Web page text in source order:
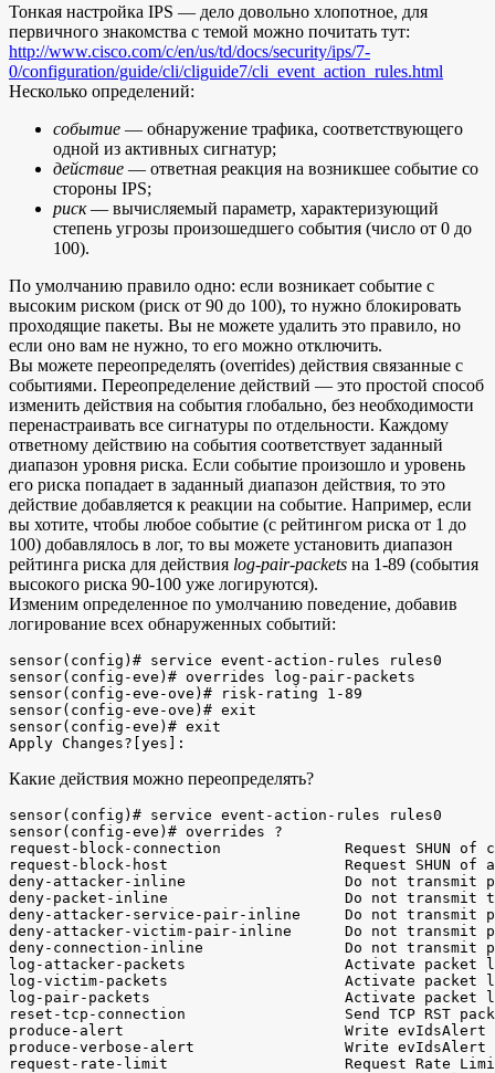
Тонкая настройка IPS — дело довольно хлопотное, для
первичного знакомства с темой можно почитать тут:
http://www.cisco.com/c/en/us/td/docs/security/ips/7-
0/configuration/guide/cli/cliguide7/cli_event_action_rules.html
Несколько определений:
событие — обнаружение трафика, соответствующего
одной из активных сигнатур;
действие — ответная реакция на возникшее событие со
стороны IPS;
риск— вычисляемый параметр, характеризующий
степень угрозы произошедшего события (число от 0 до
100).
По умолчанию правило одно: если возникает событие с
высоким риском (риск от 90 до 100), то нужно блокировать
проходящие пакеты. Вы не можете удалить это правило, но
если оно вам не нужно, то его можно отключить.
Вы можете переопределять (overrides) действия связанные с
событиями. Переопределение действий — это простой способ
изменить действия на события глобально, без необходимости
перенастраивать все сигнатуры по отдельности. Каждому
ответному действию на события соответствует заданный
диапазон уровня риска. Если событие произошло и уровень
его риска попадает в заданный диапазон действия, то это
действие добавляется к реакции на событие. Например, если
вы хотите, чтобы любое событие (с рейтингом риска от 1 до
100) добавлялось в лог, то вы можете установить диапазон
рейтинга риска для действия log-pair-packets на 1-89 (события
высокого риска 90-100 уже логируются).
Изменим определенное по умолчанию поведение, добавив
логирование всех обнаруженных событий:
sensor(config)# service event-action-rules rules0
sensor(config-eve)# overrides log-pair-packets
sensor(config-eve-ove)# risk-rating 1-89
sensor(config-eve-ove)# exit
sensor(config-eve)# exit
Какие действия можно переопределять?
sensor(config)# service event-action-rules rules0
sensor(config-eve)# overrides ?
request-block-connection              Request SHUN of
request-block-host                    Request SHUN of
deny-attacker-inline                  Do not transmit
deny-packet-inline                    Do not transmit
deny-attacker-service-pair-inline     Do not transmit
deny-attacker-victim-pair-inline      Do not transmit
deny-connection-inline                Do not transmit
log-attacker-packets                  Activate packet
log-victim-packets                    Activate packet
log-pair-packets                      Activate packet
reset-tcp-connection                  Send TCP RST
produce-alert                         Write evIdsAlert
produce-verbose-alert                 Write evIdsAlert
request-rate-limit                    Request Rate